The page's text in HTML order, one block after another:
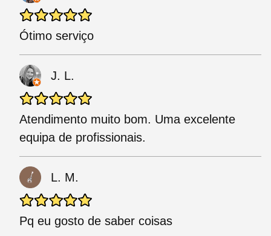
Ótimo serviço
J. L.
Atendimento muito bom. Uma excelente
equipa de profissionais.
L. M.
Pq eu gosto de saber coisas